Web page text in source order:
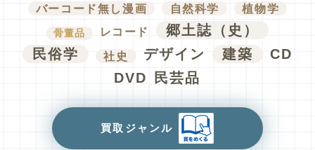
バーコード無し漫画 自然科学 植物学
骨董品 レコード
郷土誌（史）
民俗学
社史 デザイン 建築
CD
DVD
民芸品
買取ジャンル